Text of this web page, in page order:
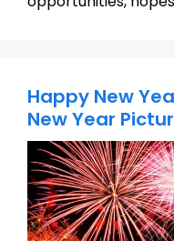
Happy New
New Year